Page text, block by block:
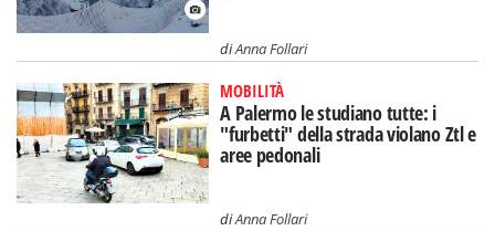
diAnna Follari
MOBILITÀ
A Palermo le studiano tutte: i
"furbetti" della strada violano Ztl e
aree pedonali
diAnna Follari